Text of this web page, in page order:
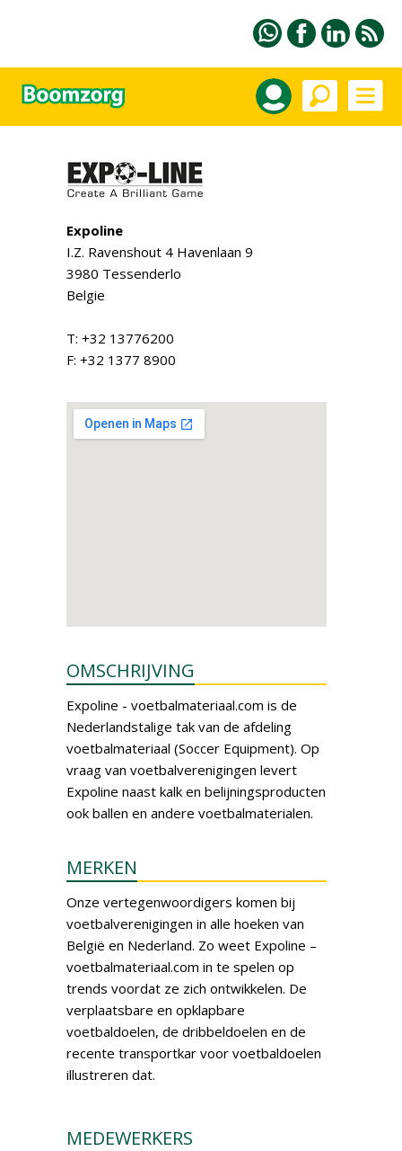
Expoline
I.Z. Ravenshout 4 Havenlaan 9
3980 Tessenderlo
Belgie
T: +32 13776200
F: +32 1377 8900
OMSCHRIJVING
Expoline - voetbalmateriaal.com is de
Nederlandstalige tak van de afdeling
voetbalmateriaal (Soccer Equipment). Op
vraag van voetbalverenigingen levert
Expoline naast kalk en belijningsproducten
ook ballen en andere voetbalmaterialen.
MERKEN
Onze vertegenwoordigers komen bij
voetbalverenigingen in alle hoeken van
België en Nederland. Zo weet Expoline –
voetbalmateriaal.com in te spelen op
trends voordat ze zich ontwikkelen. De
verplaatsbare en opklapbare
voetbaldoelen, de dribbeldoelen en de
recente transportkar voor voetbaldoelen
illustreren dat.
MEDEWERKERS